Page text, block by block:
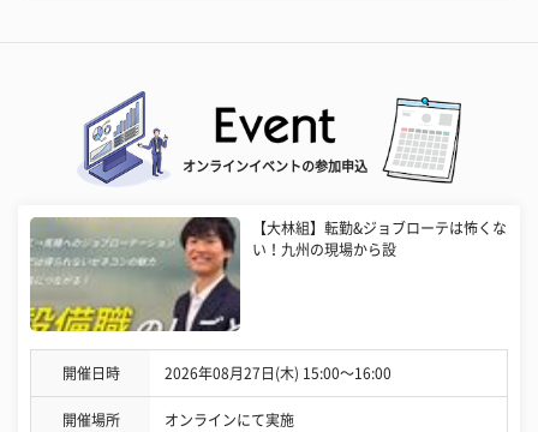
オンラインイベントの参加申込
【大林組】転勤&ジョブローテは怖くな
い！九州の現場から設
開催日時 2026年08月27日(木) 15:00〜16:00
開催場所 オンラインにて実施